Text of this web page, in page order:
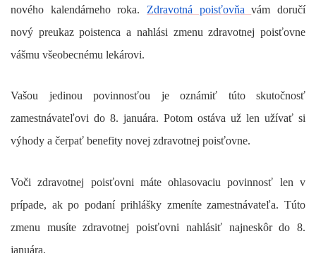
nového kalendárneho roka. Zdravotná poisťovňa
vám doručí
nový preukaz poistenca a nahlási zmenu zdravotnej poisťovne
vášmu všeobecnému lekárovi.
Vašou jedinou povinnosťou je oznámiť túto skutočnosť
zamestnávateľovi do 8. januára. Potom ostáva už len užívať si
výhody a čerpať benefity novej zdravotnej poisťovne.
Voči zdravotnej poisťovni máte ohlasovaciu povinnosť len v
prípade, ak po podaní prihlášky zmeníte zamestnávateľa. Túto
zmenu musíte zdravotnej poisťovni nahlásiť najneskôr do 8.
januára.